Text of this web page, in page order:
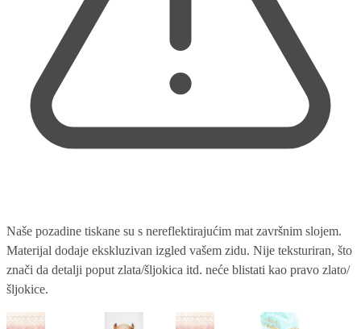
Naše pozadine tiskane su s nereflektirajućim mat završnim slojem.
Materijal dodaje ekskluzivan izgled vašem zidu. Nije teksturiran, što
znači da detalji poput zlata/šljokica itd. neće blistati kao pravo zlato/
šljokice.